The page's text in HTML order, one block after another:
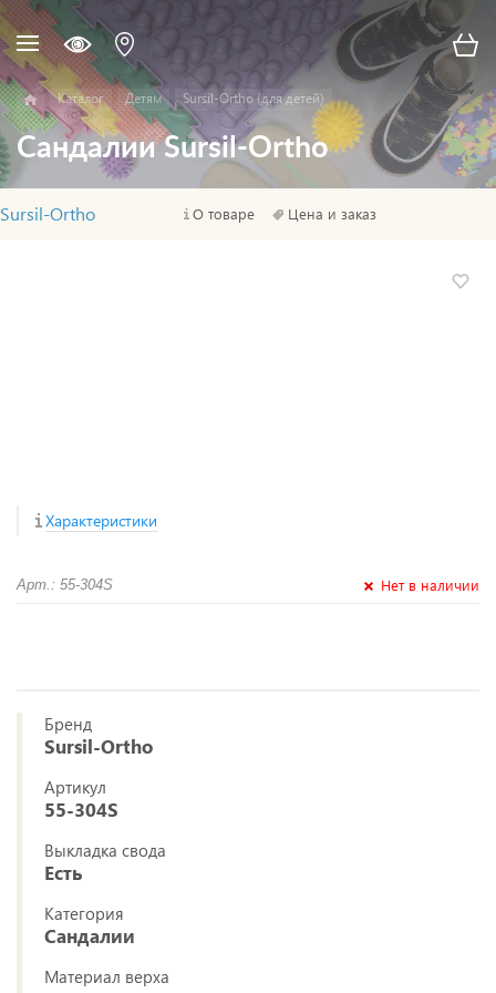
Каталог Детям Sursil-Ortho (для детей)
Сандалии Sursil-Ortho
Sursil-Ortho О товаре Цена и заказ
Характеристики
Арт.: 55-304S Нет в наличии
Бренд
Sursil-Ortho
Артикул
55-304S
Выкладка свода
Есть
Категория
Сандалии
Материал верха